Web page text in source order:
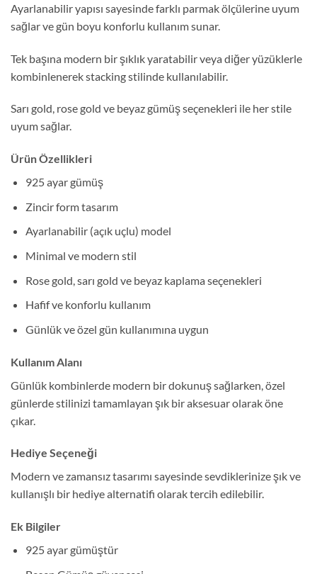
Ayarlanabilir yapısı sayesinde farklı parmak ölçülerine uyum
sağlar ve gün boyu konforlu kullanım sunar.
Tek başına modern bir şıklık yaratabilir veya diğer yüzüklerle
kombinlenerek stacking stilinde kullanılabilir.
Sarı gold, rose gold ve beyaz gümüş seçenekleri ile her stile
uyum sağlar.
Ürün Özellikleri
925 ayar gümüş
Zincir form tasarım
Ayarlanabilir (açık uçlu) model
Minimal ve modern stil
Rose gold, sarı gold ve beyaz kaplama seçenekleri
Hafif ve konforlu kullanım
Günlük ve özel gün kullanımına uygun
Kullanım Alanı
Günlük kombinlerde modern bir dokunuş sağlarken, özel
günlerde stilinizi tamamlayan şık bir aksesuar olarak öne
çıkar.
Hediye Seçeneği
Modern ve zamansız tasarımı sayesinde sevdiklerinize şık ve
kullanışlı bir hediye alternatifi olarak tercih edilebilir.
Ek Bilgiler
925 ayar gümüştür